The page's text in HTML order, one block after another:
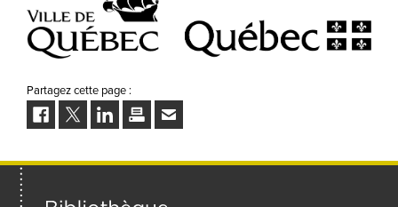
Partagez cette page :
FacebookTwitterLinkedInImprimerEnvoyer
à